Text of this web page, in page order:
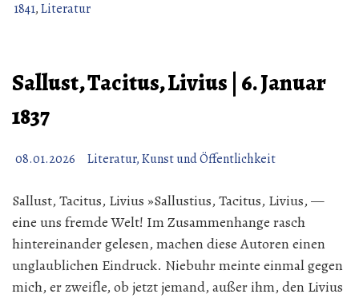
1841,Literatur
Sallust, Tacitus, Livius | 6. Januar
1837
08.01.2026 Literatur, Kunst und Öffentlichkeit
Sallust, Tacitus, Livius »Sallustius, Tacitus, Livius, —
eine uns fremde Welt! Im Zusammenhange rasch
hintereinander gelesen, machen diese Autoren einen
unglaublichen Eindruck. Niebuhr meinte einmal gegen
mich, er zweifle, ob jetzt jemand, außer ihm, den Livius